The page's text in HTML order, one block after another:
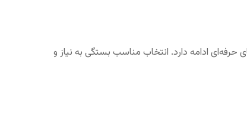
حرفه‌ای ادامه دارد. انتخاب مناسب بستگی به نیاز و